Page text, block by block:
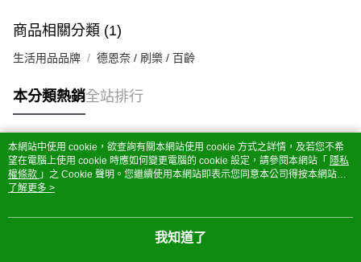
商品相關分類 (1)
生活用品品牌 德恩奈 / 刷樂 / 百齡
本分類熱銷全站排行
熱門標籤
本網站中使用 cookie，欲查詢有關本網站使用 cookie 方式之詳情，及若您不希
望在電腦上使用 cookie 時應如何變更電腦的 cookie 設定，請參閱本網站「 隱私
權條款 」之 Cookie 聲明。您繼續使用本網站即表示您同意本公司得按本網站使
用條款之 Cookie 聲明使用 cookie。
了解更多 >
我知道了